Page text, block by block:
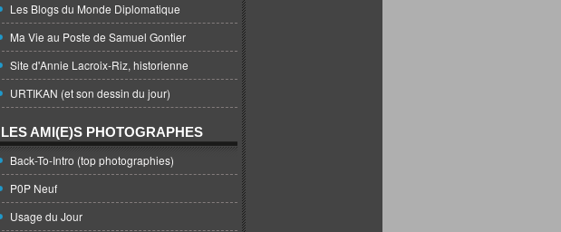
Les Blogs du Monde Diplomatique
Ma Vie au Poste de Samuel Gontier
Site d'Annie Lacroix-Riz, historienne
URTIKAN (et son dessin du jour)
LES AMI(E)S PHOTOGRAPHES
Back-To-Intro (top photographies)
P0P Neuf
Usage du Jour